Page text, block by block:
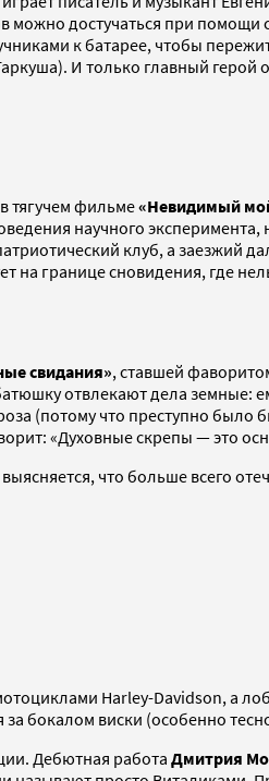
можно достучаться при
к батарее, чтобы
И только главный герой
в тягучем фильме«Невидимый
научного
клуб, а заезжий
границе сновидения, где
свидания», ставшей
отвлекают дела
(потому что преступно
«Духовные скрепы — это
что больше всего
Harley-Davidson,
бокалом виски (особенно
Дебютная работа Дмитрия